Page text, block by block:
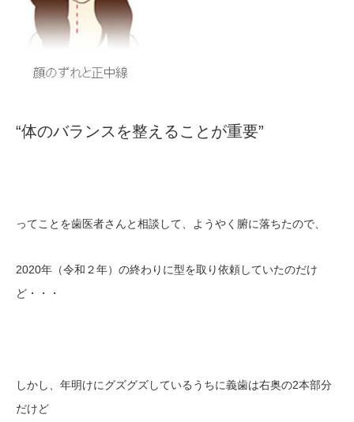
“体のバランスを整えることが重要”
ってことを歯医者さんと相談して、ようやく腑に落ちたので、
2020年（令和２年）の終わりに型を取り依頼していたのだけ
ど・・・
しかし、年明けにグズグズしているうちに義歯は右奥の2本部分
だけど